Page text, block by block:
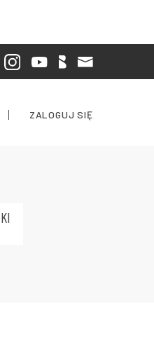
ZALOGUJ SIĘ